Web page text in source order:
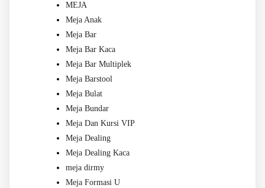
MEJA
Meja Anak
Meja Bar
Meja Bar Kaca
Meja Bar Multiplek
Meja Barstool
Meja Bulat
Meja Bundar
Meja Dan Kursi VIP
Meja Dealing
Meja Dealing Kaca
meja dirmy
Meja Formasi U